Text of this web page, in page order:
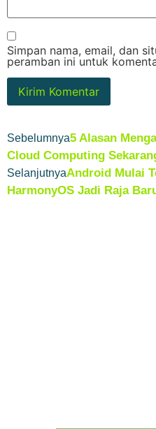
Simpan nama, email, dan
peramban ini untuk
Sebelumnya5 Alasan
Cloud Computing
SelanjutnyaAndroid Mulai
HarmonyOS Jadi Raja